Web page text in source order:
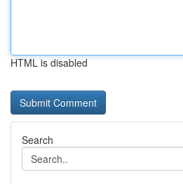
HTML is disabled
Search